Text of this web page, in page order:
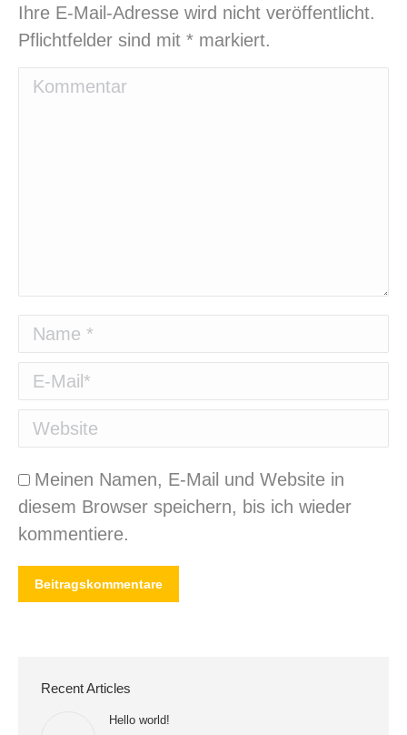
Ihre E-Mail-Adresse wird nicht veröffentlicht.
Pflichtfelder sind mit * markiert.
Kommentar
Name *
E-Mail *
Website
Meinen Namen, E-Mail und Website in
diesem Browser speichern, bis ich wieder
kommentiere.
Beitragskommentare
Recent Articles
Hello world!